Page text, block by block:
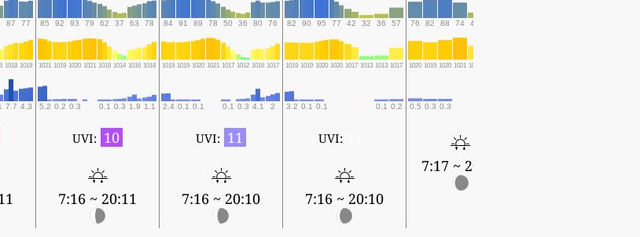
87 77 85 92 93 79 62 37 63 78 84 91 89 78 50 36 80 76 82 90 95 77 42 32 36 57 76 82 88 74 40
1018 1019 1021 1019 1020 1021 1019 1014 1016 1018 1019 1019 1020 1021 1017 1012 1016 1017 1019 1019 1020 1020 1017 1013 1013 1017 1020 1019 1020 1021 1018
7.7 4.3 5.2 0.2 0.3 0.1 0.3 1.9 1.1 2.4 0.1 0.1 0.1 0.3 4.1 2 3.2 0.1 0.1 0.1 0.2 0.5 0.3 0.3
UVI: 10
7:16 ~ 20:11
UVI: 11
7:16 ~ 20:10
UVI:
7:16 ~ 20:10
7:17 ~ 20:09